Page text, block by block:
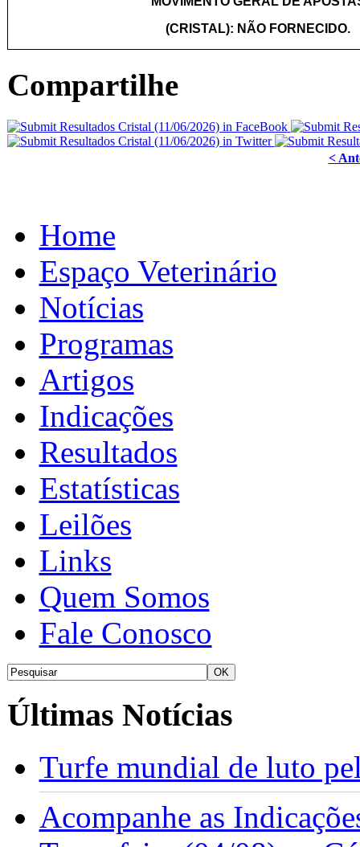
(CRISTAL): NÃO FORNECIDO.
Compartilhe
<
Home
Espaço Veterinário
Notícias
Programas
Artigos
Indicações
Resultados
Estatísticas
Leilões
Links
Quem Somos
Fale Conosco
Últimas Notícias
Turfe mundial de luto
Acompanhe as